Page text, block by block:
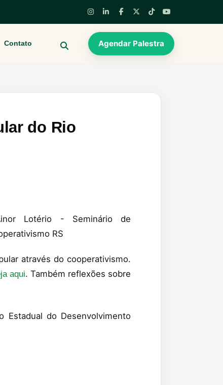
Contato Agendar Palestra
do Rio
através do cooperativismo.
aqui. Também reflexões sobre
Estadual do Desenvolvimento